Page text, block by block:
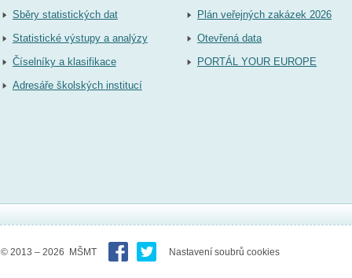
Sběry statistických dat
Statistické výstupy a analýzy
Číselníky a klasifikace
Adresáře školských institucí
Plán veřejných zakázek 2026
Otevřená data
PORTÁL YOUR EUROPE
© 2013 – 2026 MŠMT Nastavení soubrů cookies